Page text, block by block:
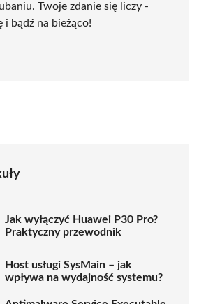
Twoje zdanie się liczy -
i bądź na bieżąco!
Jak wyłączyć Huawei P30 Pro?
Praktyczny przewodnik
Host usługi SysMain – jak
wpływa na wydajność systemu?